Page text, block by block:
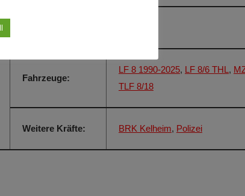
Fahrzeuge:
LF 8 1990-2025, LF 8/6 THL ,
TLF 8/18
Weitere Kräfte: BRK Kelheim, Polizei